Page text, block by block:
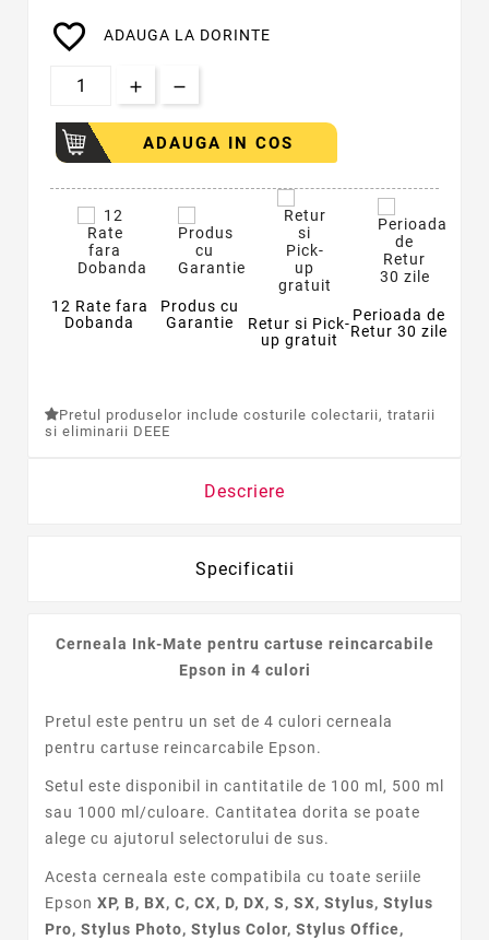
favorite_border ADAUGA LA DORINTE
ADAUGA IN COS
12 Rate fara
Dobanda
Produs cu
Garantie
Retur si Pick-
up gratuit
Perioada de
Retur 30 zile
Pretul produselor include costurile colectarii, tratarii
si eliminarii DEEE
Descriere
Specificatii
Cerneala Ink-Mate pentru cartuse reincarcabile
Epson in 4 culori
Pretul este pentru un set de 4 culori cerneala
pentru cartuse reincarcabile Epson.
Setul este disponibil in cantitatile de 100 ml, 500 ml
sau 1000 ml/culoare. Cantitatea dorita se poate
alege cu ajutorul selectorului de sus.
Acesta cerneala este compatibila cu toate seriile
Epson XP, B, BX, C, CX, D, DX, S, SX, Stylus, Stylus
Pro, Stylus Photo, Stylus Color, Stylus Office,